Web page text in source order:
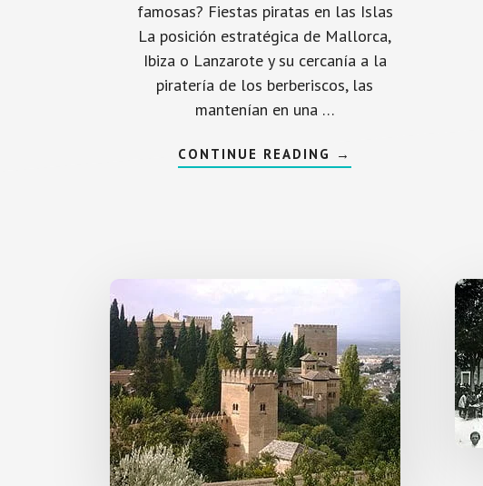
famosas? Fiestas piratas en las Islas
La posición estratégica de Mallorca,
Ibiza o Lanzarote y su cercanía a la
piratería de los berberiscos, las
mantenían en una …
CONTINUE READING ACERCA
DE
→